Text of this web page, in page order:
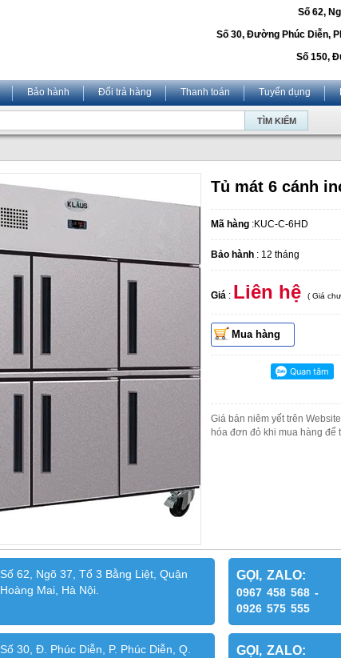
Số 62,
Số 30, Đường Phúc Diễn,
Số 150,
Bảo hành Đổi trả hàng Thanh toán Tuyển dụng
Tủ mát 6 cánh
Mã hàng :KUC‐C‐6HD
Bảo hành : 12 tháng
Giá : Liên hệ ( Giá
Mua hàng
Giá bán niêm yết trên
hóa đơn đỏ khi mua hàng để
Số 62, Ngõ 37, Tổ 3 Bằng Liệt, Quận
Hoàng Mai, Hà Nội.
GỌI, ZALO:
0967 458 568 -
0926 575 555
Số 30, Đ. Phúc Diễn, P. Phúc Diễn, Q.
GỌI, ZALO: